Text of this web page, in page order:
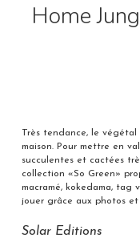
Home
Très tendance, le
maison. Pour mettre en
succulentes et cactées
collection «So Green»
macramé, kokedama, tag
jouer grâce aux photos
Solar Editions